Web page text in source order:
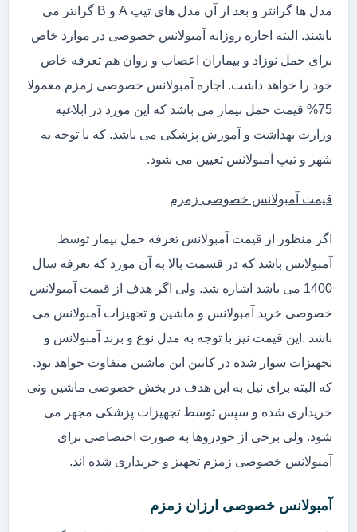
مدل ها گرانتر و بعد از آن مدل های تیپ A و B گرانتر می
باشند. البته اجاره روزانه آمبولانس خصوصی در موارد خاص
برای حمل نوزاد و بیماران اعصاب و روان هم تعرفه خاص
خود را خواهد داشت. اجاره آمبولانس خصوصی زمزم معمولا
75% قیمت حمل بیمار می باشد که این مورد در ابلاغیه
وزارت بهداشت و آموزش پزشکی می باشد. که با توجه به
شهر و تیپ آمبولانس تعیین می شود.
قیمت آمبولانس خصوصی زمزم
اگر منظور از قیمت آمبولانس تعرفه حمل بیمار توسط
آمبولانس باشد که در قسمت بالا به آن مورد که تعرفه سال
1400 می باشد اشاره شد. ولی اگر هدف از قیمت آمبولانس
خصوصی خرید آمبولانس و ماشین و تجهیزات آمبولانس می
باشد .این قیمت نیز با توجه به مدل نوع و برند آمبولانس و
تجهیزات سوار شده در کابین این ماشین متفاوت خواهد بود.
که البته برای نیل به این هدف در بخش خصوصی ماشین ونی
خریداری شده و سپس توسط تجهیزات پزشکی مجهز می
شود. ولی برخی از خودروها به صورت اختصاصی برای
آمبولانس خصوصی زمزم تجهیز و خریداری شده اند.
آمبولانس خصوصی ارزان زمزم